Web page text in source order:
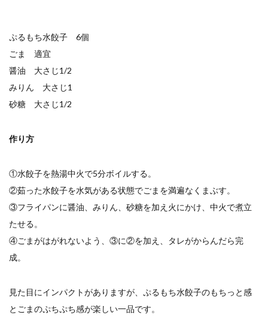
ぷるもち水餃子 6個
ごま 適宜
醤油 大さじ1/2
みりん 大さじ1
砂糖 大さじ1/2
作り方
①水餃子を熱湯中火で5分ボイルする。
②茹った水餃子を水気がある状態でごまを満遍なくまぶす。
③フライパンに醤油、みりん、砂糖を加え火にかけ、中火で煮立
たせる。
④ごまがはがれないよう、③に②を加え、タレがからんだら完
成。
見た目にインパクトがありますが、ぷるもち水餃子のもちっと感
とごまのぷちぷち感が楽しい一品です。